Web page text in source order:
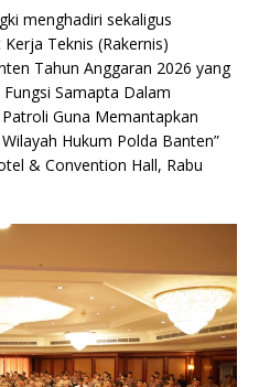
menghadiri sekaligus
Teknis (Rakernis)
Tahun Anggaran 2026 yang
Samapta Dalam
Guna Memantapkan
Hukum Polda Banten”
& Convention Hall, Rabu